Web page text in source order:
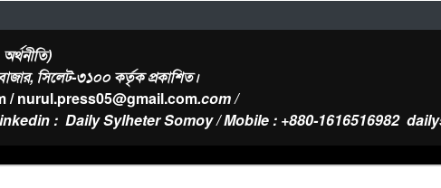
সিলেট-৩১০০ কর্তৃক প্রকাশিত।
/ nurul.press05@gmail.com.com /
: Daily Sylheter Somoy / Mobile : +880-1616516982